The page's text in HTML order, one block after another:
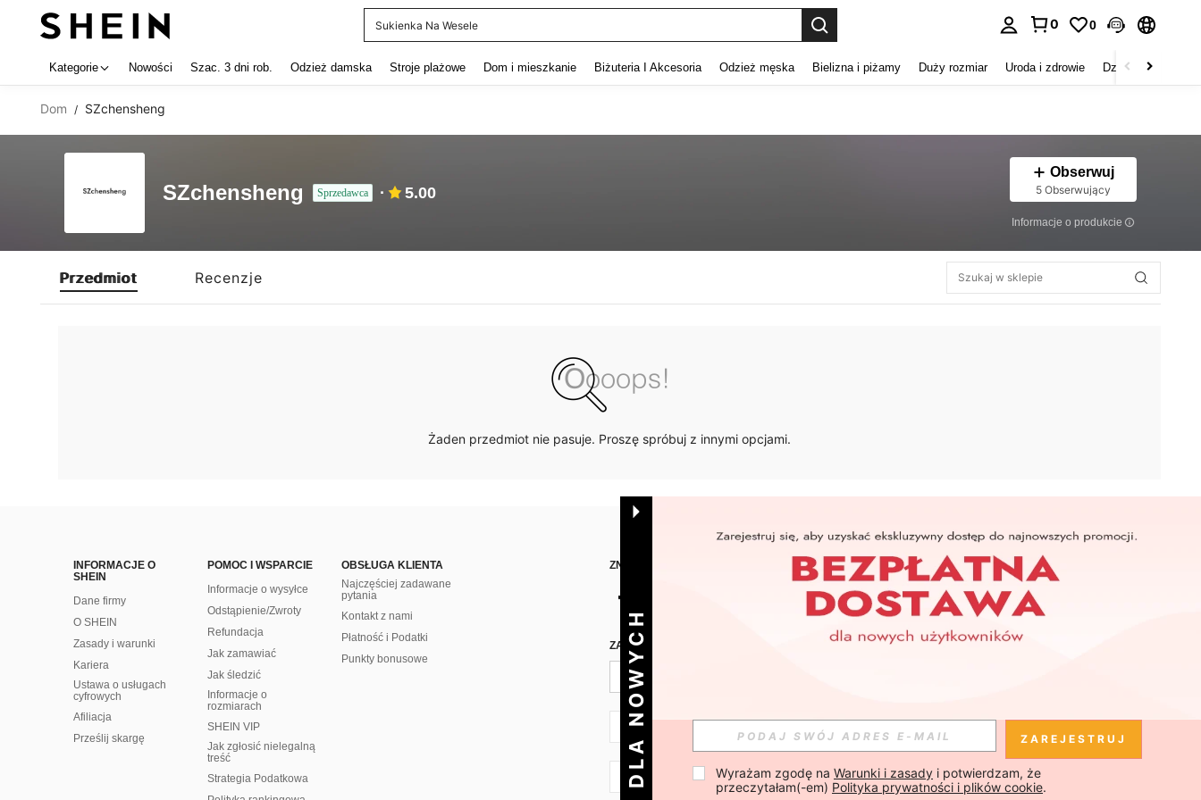
Sukienka Na Wesele
0 0
Kategorie Nowości Szac. 3 dni rob. Odzież damska Stroje plażowe Dom i mieszkanie Biżuteria I Akcesoria Odzież męska Bielizna i piżamy Duży rozmiar Uroda i zdrowie Dzieci
Dom / SZchensheng
SZchensheng Sprzedawca 5.00
Obserwuj
5 Obserwujący
Informacje o produkcie
Przedmiot Recenzje
Żaden przedmiot nie pasuje. Proszę spróbuj z innymi opcjami.
INFORMACJE O
SHEIN
Dane firmy
O SHEIN
Zasady i warunki
Kariera
Ustawa o usługach
cyfrowych
Afiliacja
Prześlij skargę
POMOC I WSPARCIE
Informacje o wysyłce
Odstąpienie/Zwroty
Refundacja
Jak zamawiać
Jak śledzić
Informacje o
rozmiarach
SHEIN VIP
Jak zgłosić nielegalną
treść
Strategia Podatkowa
OBSŁUGA KLIENTA
Najczęściej zadawane
pytania
Kontakt z nami
Płatność i Podatki
Punkty bonusowe
ZNAJDŹ NAS NA APLIKACJA
ZAPISZ SIĘ PO CODZIENNĄ DAWKĘ SHEIN
PL + 48
PL + 48
DLA NOWYCH ZAREJESTRUJ
Wyrażam zgodę na Warunki i zasady i potwierdzam, że
przeczytałam(-em) Polityka prywatności i plików cookie.